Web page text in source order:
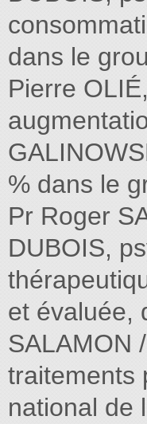
dans le
Pierre
% dans le
Pr Roger
DUBOIS,
et évaluée,
SALAMON
traitements
national de